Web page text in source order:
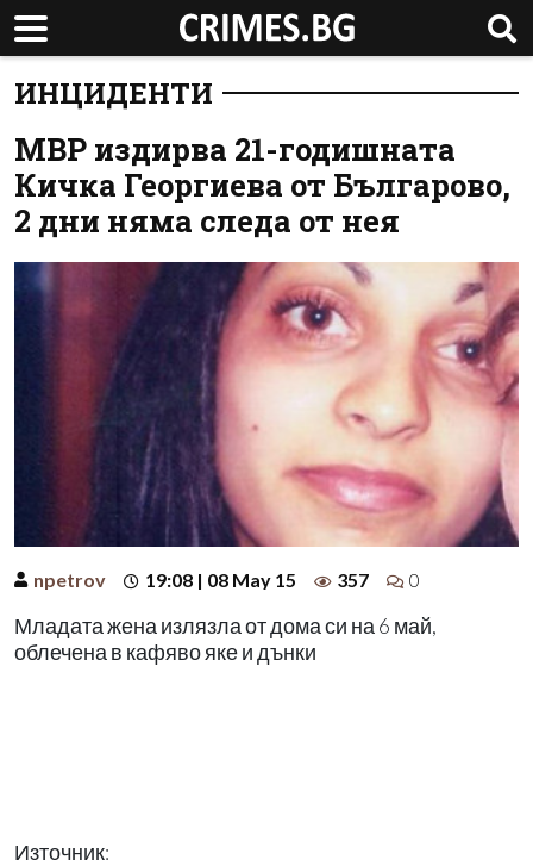
ИНЦИДЕНТИ
МВР издирва 21-годишната
Кичка Георгиева от Българово,
2 дни няма следа от нея
npetrov 19:08 | 08 May 15 357 0
Младата жена излязла от дома си на 6 май,
облечена в кафяво яке и дънки
Източник: